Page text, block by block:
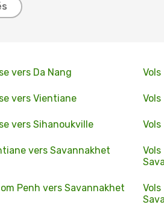
vers Da Nang
vers Vientiane
vers Sihanoukville
vers Savannakhet
Penh vers Savannakhet